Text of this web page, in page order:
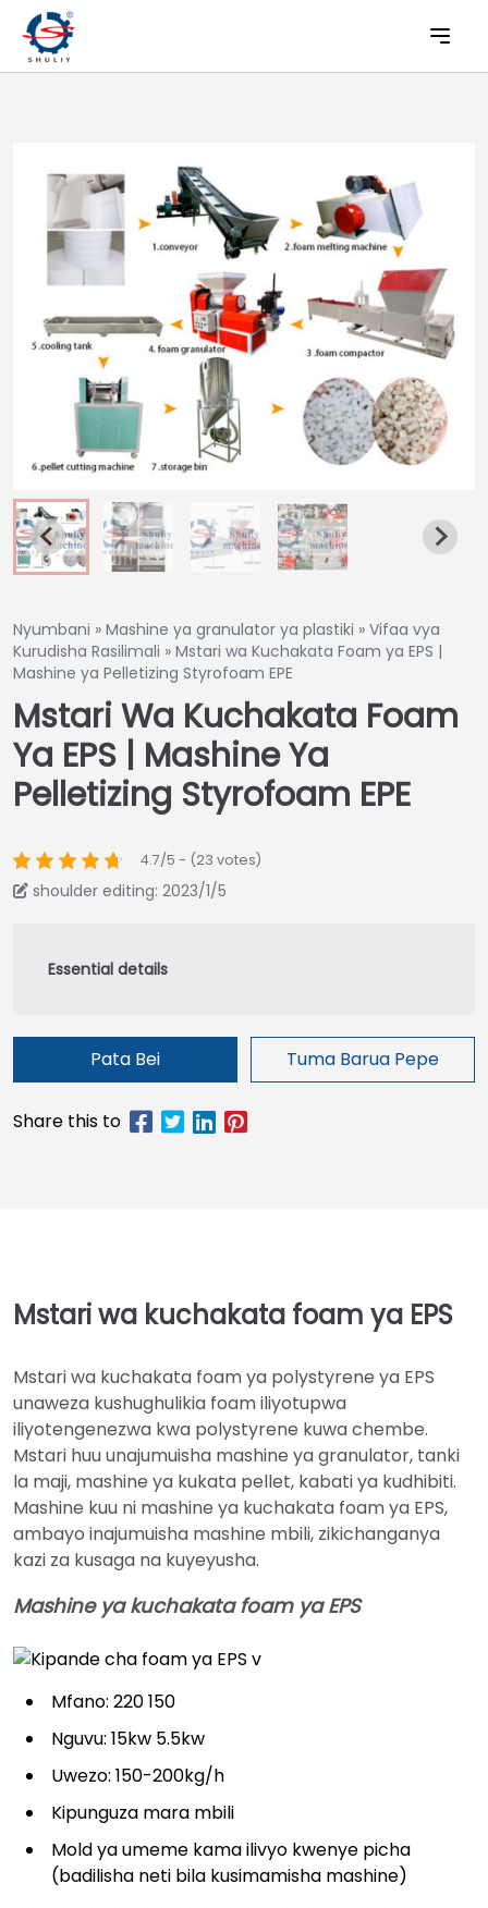
Nyumbani » Mashine ya granulator ya plastiki » Vifaa vya
Kurudisha Rasilimali » Mstari wa Kuchakata Foam ya EPS |
Mashine ya Pelletizing Styrofoam EPE
Mstari Wa Kuchakata Foam
Ya EPS | Mashine Ya
Pelletizing Styrofoam EPE
4.7/5 - (23 votes)
shoulder editing: 2023/1/5
Pata Bei Tuma Barua Pepe
Mstari wa kuchakata foam ya EPS
Mstari wa kuchakata foam ya polystyrene ya EPS
unaweza kushughulikia foam iliyotupwa
iliyotengenezwa kwa polystyrene kuwa chembe.
Mstari huu unajumuisha mashine ya granulator, tanki
la maji, mashine ya kukata pellet, kabati ya kudhibiti.
Mashine kuu ni mashine ya kuchakata foam ya EPS,
ambayo inajumuisha mashine mbili, zikichanganya
kazi za kusaga na kuyeyusha.
Mashine ya kuchakata foam ya EPS
Mfano: 220 150
Nguvu: 15kw 5.5kw
Uwezo: 150-200kg/h
Kipunguza mara mbili
Mold ya umeme kama ilivyo kwenye picha
(badilisha neti bila kusimamisha mashine)